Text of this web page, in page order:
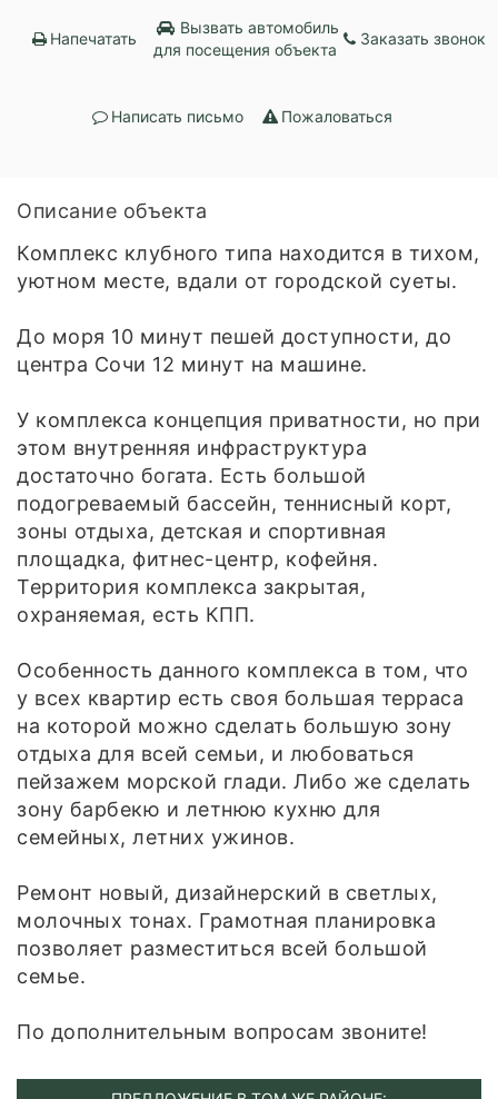
Напечатать
Вызвать автомобиль
для посещения объекта
Заказать звонок
Написать письмо Пожаловаться
Описание объекта
Комплекс клубного типа находится в тихом,
уютном месте, вдали от городской суеты.
До моря 10 минут пешей доступности, до
центра Сочи 12 минут на машине.
У комплекса концепция приватности, но при
этом внутренняя инфраструктура
достаточно богата. Есть большой
подогреваемый бассейн, теннисный корт,
зоны отдыха, детская и спортивная
площадка, фитнес-центр, кофейня.
Территория комплекса закрытая,
охраняемая, есть КПП.
Особенность данного комплекса в том, что
у всех квартир есть своя большая терраса
на которой можно сделать большую зону
отдыха для всей семьи, и любоваться
пейзажем морской глади. Либо же сделать
зону барбекю и летнюю кухню для
семейных, летних ужинов.
Ремонт новый, дизайнерский в светлых,
молочных тонах. Грамотная планировка
позволяет разместиться всей большой
семье.
По дополнительным вопросам звоните!